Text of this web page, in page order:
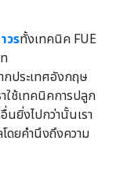
วรทั้งเทคนิค FUE
ประเทศอังกฤษ
ใช้เทคนิคการปลูก
นยิ่งไปกว่านั้นเรา
ดยคำนึงถึงความ